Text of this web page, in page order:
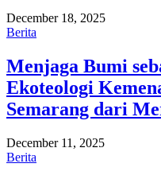
December 18, 2025
Berita
Menjaga Bumi
Ekoteologi
Semarang dari
December 11, 2025
Berita